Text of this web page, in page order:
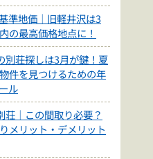
準地価｜旧軽井沢は3
の最高価格地点に！
別荘探しは3月が鍵！夏
件を見つけるための年
ル
荘｜この間取り必要？
メリット・デメリット